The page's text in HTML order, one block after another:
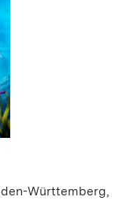
Württemberg,